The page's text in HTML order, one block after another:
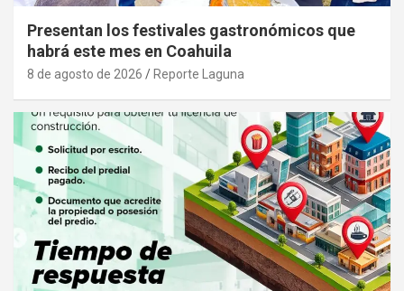
Presentan los festivales gastronómicos que
habrá este mes en Coahuila
8 de agosto de 2026 Reporte Laguna